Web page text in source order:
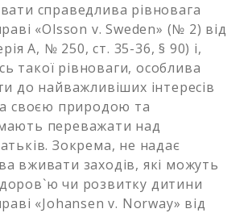
справедлива рівновага
«Olsson v. Sweden» (№ 2) від
A, № 250, ст. 35-36, § 90) і,
такої рівноваги, особлива
до найважливіших інтересів
своєю природою та
переважати над
Зокрема, не надає
вживати заходів, які можуть
чи розвитку дитини
«Johansen v. Norway» від